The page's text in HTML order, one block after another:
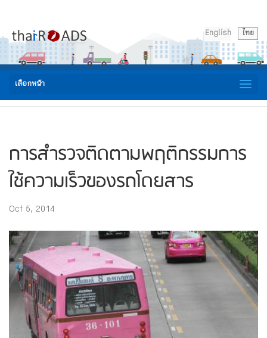
ไทย
English
เลือกหน้า
การสำรวจติดตามพฤติกรรมการ
ใช้ความเร็วของรถโดยสาร
Oct 5, 2014